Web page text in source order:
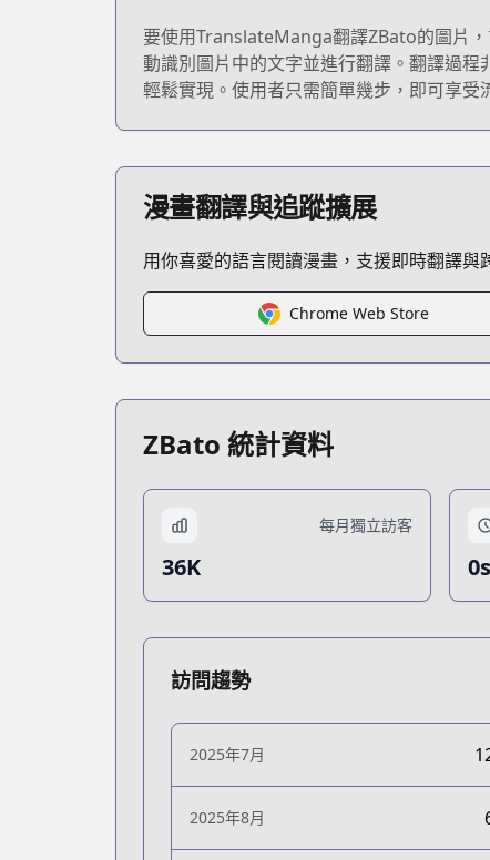
要使用TranslateManga翻譯ZBato的圖片
動識別圖片中的文字並進行翻譯。翻譯過
輕鬆實現。使用者只需簡單幾步，即可享受
漫畫翻譯與追蹤擴展
用你喜愛的語言閱讀漫畫，支援即時翻譯與
Chrome Web Store
ZBato 統計資料
每月獨立訪客
36K 0s
訪問趨勢
2025年7月
2025年8月